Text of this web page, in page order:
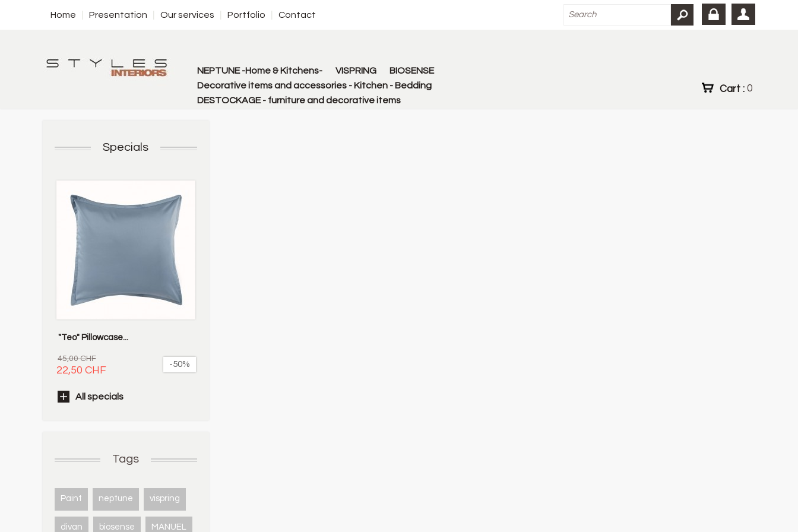
Home Presentation Our services Portfolio Contact
Cart : 0
NEPTUNE -Home & Kitchens- VISPRING
BIOSENSE
Decorative items and accessories - Kitchen - Bedding
DESTOCKAGE - furniture and decorative items
Specials
"Teo" Pillowcase...
45,00 CHF
-50%
22,50 CHF
All specials
Tags
Paint neptune vispring
divan biosense MANUEL